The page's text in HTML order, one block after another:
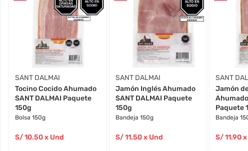
SANT DALMAI
Tocino Cocido Ahumado
SANT DALMAI Paquete
150g
Bolsa 150g
S/10.50x Und
SANT DALMAI
Jamón Inglés Ahumado
SANT DALMAI Paquete
150g
Bandeja 150g
S/11.50 x Und
SANT
Jamón
Paquete
Bandeja
S/11.90x